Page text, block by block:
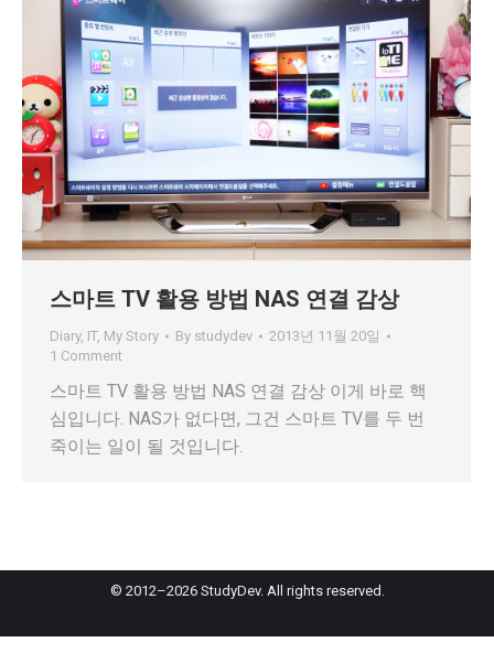
스마트 TV 활용 방법 NAS 연결 감상
Diary, IT, My Story By studydev
2013년 11월 20일
1 Comment
스마트 TV 활용 방법 NAS 연결 감상 이게 바로 핵
심입니다. NAS가 없다면, 그건 스마트 TV를 두 번
죽이는 일이 될 것입니다.
© 2012–2026 StudyDev. All rights reserved.